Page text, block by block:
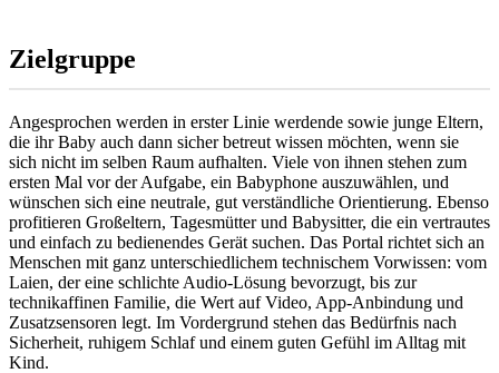
Zielgruppe
Angesprochen werden in erster Linie werdende sowie junge Eltern,
die ihr Baby auch dann sicher betreut wissen möchten, wenn sie
sich nicht im selben Raum aufhalten. Viele von ihnen stehen zum
ersten Mal vor der Aufgabe, ein Babyphone auszuwählen, und
wünschen sich eine neutrale, gut verständliche Orientierung. Ebenso
profitieren Großeltern, Tagesmütter und Babysitter, die ein vertrautes
und einfach zu bedienendes Gerät suchen. Das Portal richtet sich an
Menschen mit ganz unterschiedlichem technischem Vorwissen: vom
Laien, der eine schlichte Audio-Lösung bevorzugt, bis zur
technikaffinen Familie, die Wert auf Video, App-Anbindung und
Zusatzsensoren legt. Im Vordergrund stehen das Bedürfnis nach
Sicherheit, ruhigem Schlaf und einem guten Gefühl im Alltag mit
Kind.